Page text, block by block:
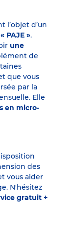
l’objet d’un
PAJE ».
une
de
que vous
par la
Elle
en micro-
des
vous aider
N'hésitez
gratuit +